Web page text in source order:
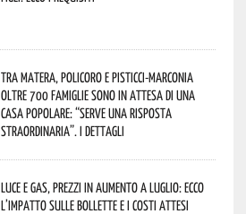
Tra Matera, Policoro e Pisticci-Marconia
oltre 700 famiglie sono in attesa di una
casa popolare: “serve una risposta
straordinaria”. I dettagli
Luce e gas, prezzi in aumento a luglio: ecco
l’impatto sulle bollette e i costi attesi